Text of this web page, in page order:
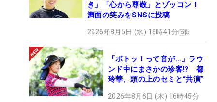
き」「心から尊敬」とゾッコン！
満面の笑みをSNSに投稿
2026年8月5日 (水) 16時41分 5
「ボトッ！って音が…」ラウ
ンド中にまさかの珍客!? 都
玲華、頭の上のセミと“共演”
2026年8月6日 (木) 16時45分